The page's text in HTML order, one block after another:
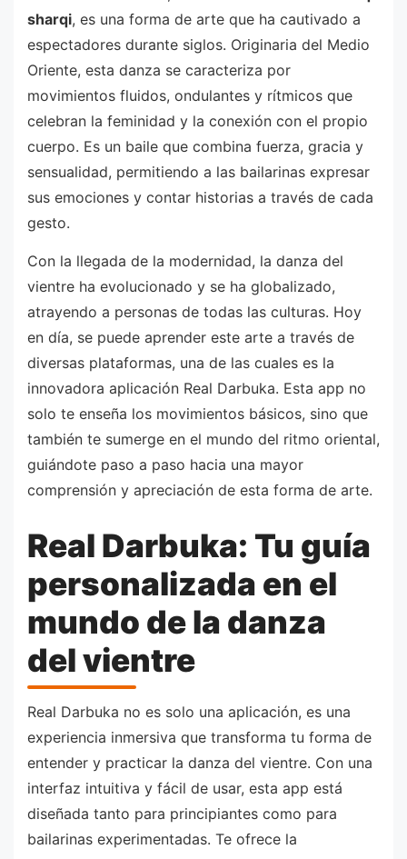
sharqi, es una forma de arte que ha cautivado a
espectadores durante siglos. Originaria del Medio
Oriente, esta danza se caracteriza por
movimientos fluidos, ondulantes y rítmicos que
celebran la feminidad y la conexión con el propio
cuerpo. Es un baile que combina fuerza, gracia y
sensualidad, permitiendo a las bailarinas expresar
sus emociones y contar historias a través de cada
gesto.
Con la llegada de la modernidad, la danza del
vientre ha evolucionado y se ha globalizado,
atrayendo a personas de todas las culturas. Hoy
en día, se puede aprender este arte a través de
diversas plataformas, una de las cuales es la
innovadora aplicación Real Darbuka. Esta app no
solo te enseña los movimientos básicos, sino que
también te sumerge en el mundo del ritmo oriental,
guiándote paso a paso hacia una mayor
comprensión y apreciación de esta forma de arte.
Real Darbuka: Tu guía
personalizada en el
mundo de la danza
del vientre
Real Darbuka no es solo una aplicación, es una
experiencia inmersiva que transforma tu forma de
entender y practicar la danza del vientre. Con una
interfaz intuitiva y fácil de usar, esta app está
diseñada tanto para principiantes como para
bailarinas experimentadas. Te ofrece la